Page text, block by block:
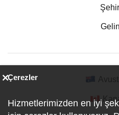
Çerezler
Hizmetlerimizden en iyi